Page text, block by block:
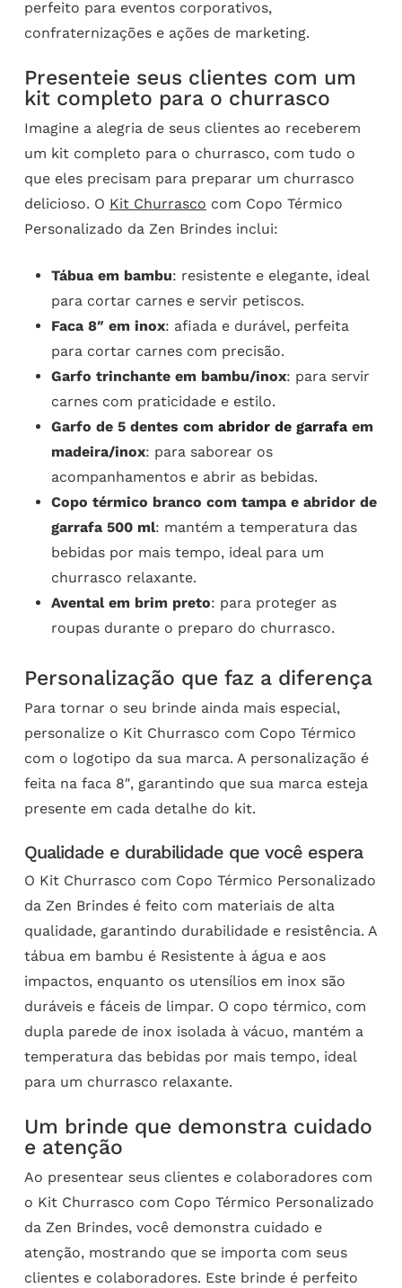
perfeito para eventos corporativos,
confraternizações e ações de marketing.
Presenteie seus clientes com um
kit completo para o churrasco
Imagine a alegria de seus clientes ao receberem
um kit completo para o churrasco, com tudo o
que eles precisam para preparar um churrasco
delicioso. O Kit Churrasco com Copo Térmico
Personalizado da Zen Brindes inclui:
Tábua em bambu: resistente e elegante, ideal
para cortar carnes e servir petiscos.
Faca 8″ em inox: afiada e durável, perfeita
para cortar carnes com precisão.
Garfo trinchante em bambu/inox: para servir
carnes com praticidade e estilo.
Garfo de 5 dentes com abridor de garrafaem
madeira/inox: para saborear os
acompanhamentos e abrir as bebidas.
Copo térmico branco com tampa e abridor de
garrafa 500 ml: mantém a temperatura das
bebidas por mais tempo, ideal para um
churrasco relaxante.
Avental em brim preto: para proteger as
roupas durante o preparo do churrasco.
Personalização que faz a diferença
Para tornar o seu brinde ainda mais especial,
personalize o Kit Churrasco com Copo Térmico
com o logotipo da sua marca. A personalização é
feita na faca 8″, garantindo que sua marca esteja
presente em cada detalhe do kit.
Qualidade e durabilidade que você espera
O Kit Churrasco com Copo Térmico Personalizado
da Zen Brindes é feito com materiais de alta
qualidade, garantindo durabilidade e resistência. A
tábua em bambu é Resistente à água e aos
impactos, enquanto os utensílios em inox são
duráveis e fáceis de limpar. O copo térmico, com
dupla parede de inox isolada à vácuo, mantém a
temperatura das bebidas por mais tempo, ideal
para um churrasco relaxante.
Um brinde que demonstra cuidado
e atenção
Ao presentear seus clientes e colaboradores com
o Kit Churrasco com Copo Térmico Personalizado
da Zen Brindes, você demonstra cuidado e
atenção, mostrando que se importa com seus
clientes e colaboradores. Este brinde é perfeito